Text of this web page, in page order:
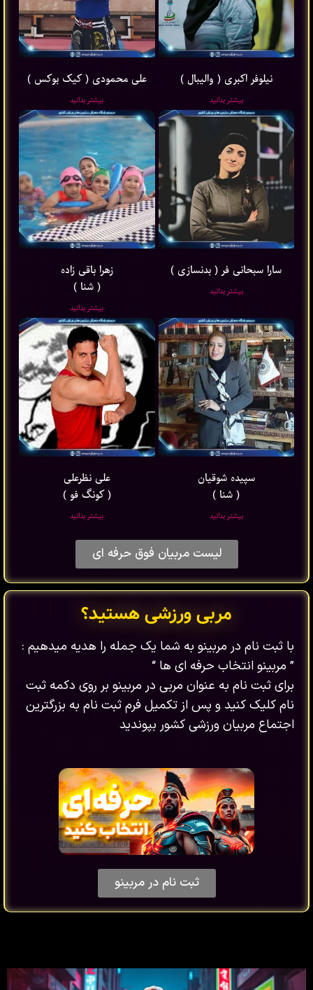
نیلوفر اکبری ( والیبال )
بیشتر بدانید
علی محمودی ( کیک بوکس )
بیشتر بدانید
سارا سبحانی فر ( بدنسازی )
بیشتر بدانید
زهرا باقی ‌زاده
( شنا )
بیشتر بدانید
سپیده شوقیان
( شنا )
بیشتر بدانید
علی نظرعلی
( کونگ فو )
بیشتر بدانید
لیست مربیان فوق حرفه ای
مربی ورزشی هستید؟
با ثبت نام در مربینو به شما یک جمله را هدیه میدهیم :
” مربینو انتخاب حرفه ای ها “
برای ثبت نام به عنوان مربی در مربینو بر روی دکمه ثبت
نام کلیک کنید و پس از تکمیل فرم ثبت نام به بزرگترین
اجتماع مربیان ورزشی کشور بپوندید
ثبت نام در مربینو